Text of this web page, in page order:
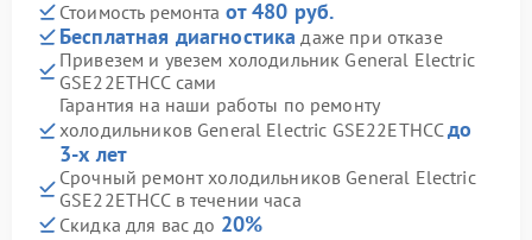
Стоимость ремонта от 480 руб.
Бесплатная диагностика даже при отказе
Привезем и увезем холодильник General Electric
GSE22ETHCC сами
Гарантия на наши работы по ремонту
холодильников General Electric GSE22ETHCCдо
3-х лет
Срочный ремонт холодильников General Electric
GSE22ETHCC в течении часа
Скидка для вас до 20%